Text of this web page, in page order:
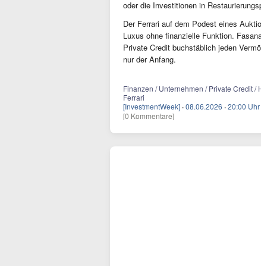
oder die Investitionen in
Der Ferrari auf dem Podest eines
Luxus ohne finanzielle Funktion.
Private Credit buchstäblich jeden
nur der Anfang.
Finanzen / Unternehmen / Private Credit
Ferrari
[InvestmentWeek] ·08.06.2026 ·20:00 Uhr
[0 Kommentare]